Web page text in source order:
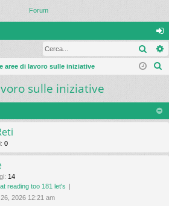
og
in
aree di lavoro sulle iniziative
a
sulle iniziative
: 0
: 14
reading too 181 let's
26, 2026 12:21 am